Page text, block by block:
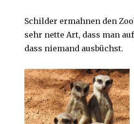
Schilder ermahnen den
sehr nette Art, dass man
dass niemand ausbüchst.